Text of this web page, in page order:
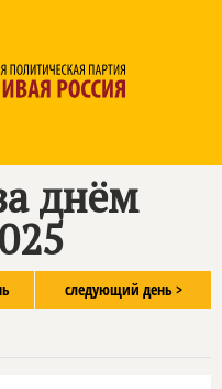
днём
следующий день >